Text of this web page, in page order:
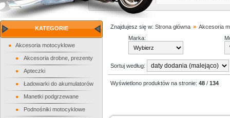
KATEGORIE
Akcesoria motocyklowe
Akcesoria drobne, prezenty
Apteczki
Ładowarki do akumulatorów
Manetki podgrzewane
Podnośniki motocyklowe
Znajdujesz się w: Strona główna » Akcesoria
Marka:
Sortuj według:
Wyświetlono produktów na stronie: 48 / 134